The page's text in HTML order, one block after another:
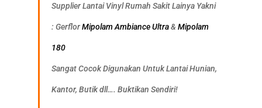
Supplier Lantai Vinyl Rumah Sakit Lainya Yakni
: GerflorMipolam Ambiance Ultra& Mipolam
180
Sangat Cocok Digunakan Untuk Lantai Hunian,
Kantor, Butik dll…. Buktikan Sendiri!